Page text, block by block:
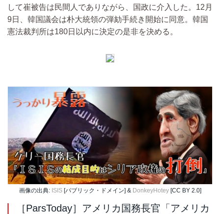
して崔被告は民間人でありながら、国政に介入した。12月
9日、韓国議会は朴大統領の弾劾手続き開始に同意。韓国
憲法裁判所は180日以内に決定の是非を決める。
画像の出典: ISIS[パブリック・ドメイン] & DonkeyHotey[CC BY 2.0]
［ParsToday］アメリカ国務長官「アメリカ